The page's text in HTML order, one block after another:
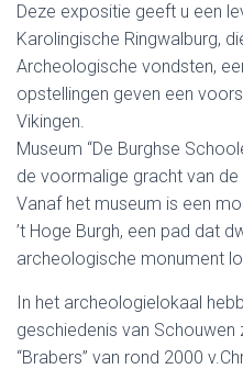
Deze expositie geeft u een
Karolingische Ringwalburg,
Archeologische vondsten,
opstellingen geven een
Vikingen.
Museum “De Burghse
de voormalige gracht van de
Vanaf het museum is een
’t Hoge Burgh, een pad dat
archeologische monument
In het archeologielokaal
geschiedenis van
“Brabers” van rond 2000